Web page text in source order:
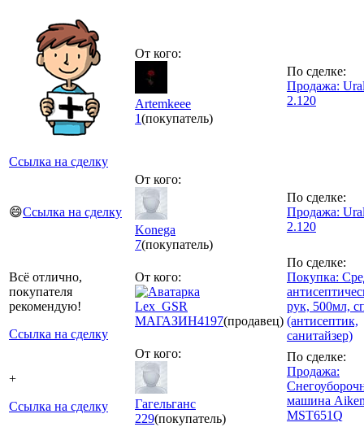
Ссылка на сделку
От кого:
Artemkeee
1(покупатель)
По сделке:
Продажа:
2.120
😄Ссылка на сделку
От кого:
Konega
7(покупатель)
По сделке:
Продажа:
2.120
Всё отлично,
покупателя
рекомендую!
Ссылка на сделку
От кого:
Lex_GSR
МАГАЗИН4197(продавец)
По сделке:
Покупка:
рук, 500мл,
(антисептик,
санитайзер)
+
Ссылка на сделку
От кого:
Гагельганс
229(покупатель)
По сделке:
Продажа:
машина
MST651Q